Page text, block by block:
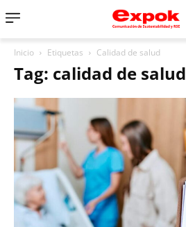
Inicio Etiquetas Calidad de salud
Tag: calidad de salud